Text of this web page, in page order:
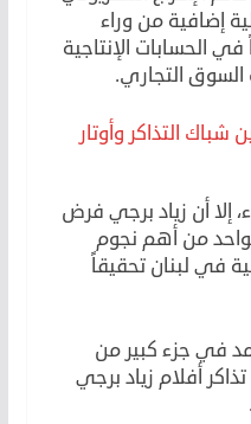
إضافية من وراء
الحسابات الإنتاجية
التجاري.
شباك التذاكر وأوتار
إلا أن زياد برجي فرض
من أهم نجوم
في لبنان تحقيقاً
في جزء كبير من
أفلام زياد برجي